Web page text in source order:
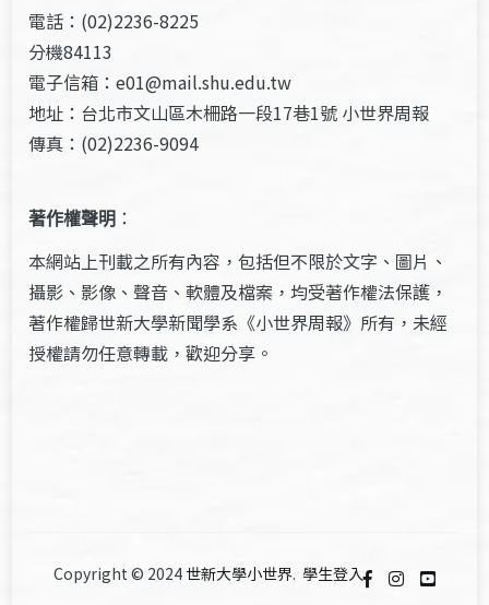
電話：(02)2236-8225
分機84113
電子信箱：e01@mail.shu.edu.tw
地址：台北市文山區木柵路一段17巷1號 小世界周報
傳真：(02)2236-9094
著作權聲明 ：
本網站上刊載之所有內容，包括但不限於文字、圖片、
攝影、影像、聲音、軟體及檔案，均受著作權法保護，
著作權歸世新大學新聞學系《小世界周報》所有，未經
授權請勿任意轉載，歡迎分享。
Copyright © 2024 世新大學小世界. 學生登入